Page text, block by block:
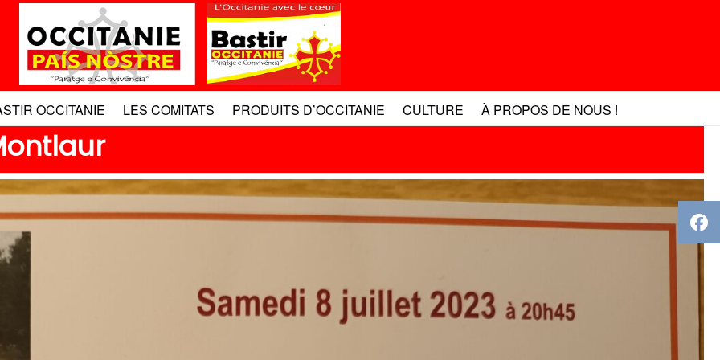
OCCITANIE LES COMITATS PRODUITS D’OCCITANIE CULTURE À PROPOS DE NOUS !